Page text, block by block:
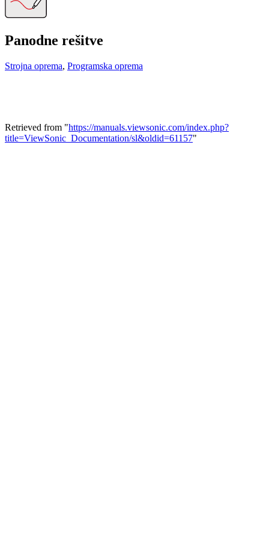
Panodne rešitve
Strojna oprema, Programska oprema
Retrieved from "https://manuals.viewsonic.com/index.php?
title=ViewSonic_Documentation/sl&oldid=61157"